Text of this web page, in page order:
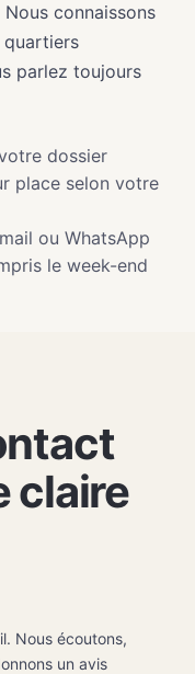
connaissons
quartiers
parlez toujours
dossier
place selon votre
ou WhatsApp
le week-end
claire
Nous écoutons,
un avis